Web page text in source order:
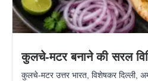
कुलचे-मटर बनाने की सरल
कुलचे-मटर उत्तर भारत, विशेषकर दिल्ली,